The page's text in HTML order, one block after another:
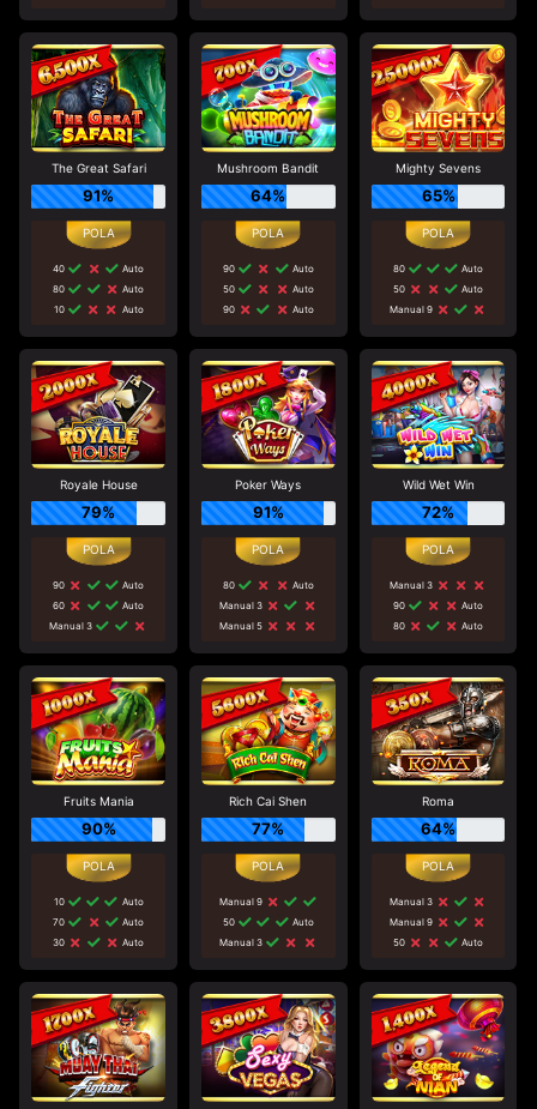
The Great Safari
91%
40
Auto
80
Auto
10
Auto
Mushroom Bandit
64%
90
Auto
50
Auto
90
Auto
Mighty Sevens
65%
80
Auto
50
Auto
Manual 9
Royale House
79%
90
Auto
60
Auto
Manual 3
Poker Ways
91%
80
Auto
Manual 3
Manual 5
Wild Wet Win
72%
Manual 3
90
Auto
80
Auto
Fruits Mania
90%
10
Auto
70
Auto
30
Auto
Rich Cai Shen
77%
Manual 9
50
Auto
Manual 3
Roma
64%
Manual 3
Manual 9
50
Auto